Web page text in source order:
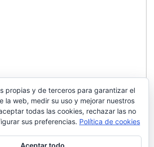
propias y de terceros para garantizar el
la web, medir su uso y mejorar nuestros
todas las cookies, rechazar las no
sus preferencias. Política de cookies
Aceptar todo